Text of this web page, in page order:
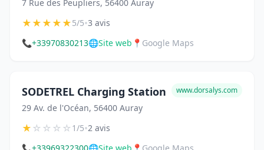
7 Rue des Peupliers, 56400 Auray
★★★★★5/5•3 avis
📞+33970830213🌐Site web 📍 Google Maps
SODETREL Charging Station
29 Av. de l'Océan, 56400 Auray
www.dorsalys.com
★☆☆☆☆1/5•2 avis